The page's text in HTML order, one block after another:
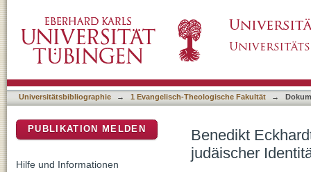
Antiochos III. bis Herodes I. [Rezension]
Universitätsbibliographie → 1 Evangelisch-Theologische Fakultät →
Benedikt
judäischer
PUBLIKATION MELDEN
Hilfe und Informationen